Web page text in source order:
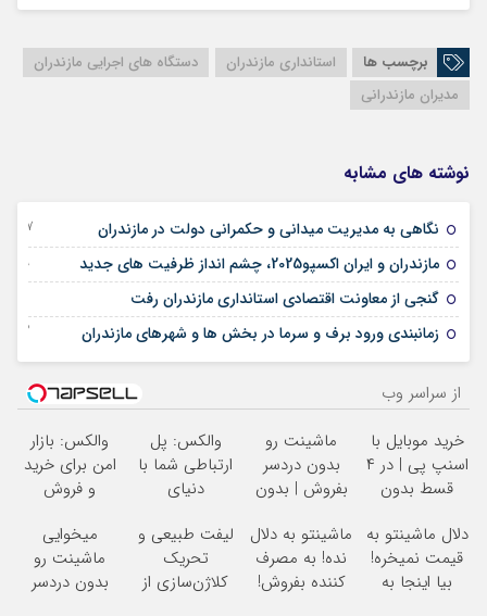
برچسب ها استانداری مازندران
دستگاه های اجرایی مازندران
مدیران مازندرانی
نوشته های مشابه
نگاهی به مدیریت میدانی و حکمرانی دولت در مازندران 07 جولای 2025
مازندران و ایران اکسپو2025، چشم انداز ظرفیت های جدید 29 آوریل 2025
گنجی از معاونت اقتصادی استانداری مازندران رفت
زمانبندی ورود برف و سرما در بخش ها و شهرهای مازندران 22 فوریه 2025
از سراسر وب
خرید موبایل با
اسنپ پی | در ۴
قسط بدون
ماشینت رو
بدون دردسر
بفروش | بدون
والکس: پل
ارتباطی شما با
دنیای
دیجیتال
والکس: بازار
امن برای خرید
و فروش
دیجیتال
دلال ماشینتو به
قیمت نمیخره!
بیا اینجا به
ماشینتو به دلال
نده! به مصرف
کننده بفروش!
لیفت طبیعی و
تحریک
کلاژن‌سازی از
میخوایی
ماشینت رو
بدون دردسر